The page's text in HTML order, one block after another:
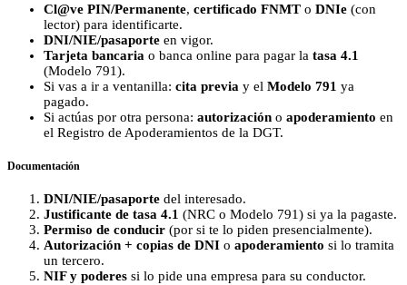
Cl@ve PIN/Permanente, certificado FNMT o DNIe (con
lector) para identificarte.
DNI/NIE/pasaporte en vigor.
Tarjeta bancaria o banca online para pagar la tasa 4.1
(Modelo 791).
Si vas a ir a ventanilla: cita previa y el Modelo 791 ya
pagado.
Si actúas por otra persona: autorización o apoderamiento en
el Registro de Apoderamientos de la DGT.
Documentación
DNI/NIE/pasaporte del interesado.
Justificante de tasa 4.1 (NRC o Modelo 791) si ya la pagaste.
Permiso de conducir (por si te lo piden presencialmente).
Autorización + copias de DNI o apoderamiento si lo tramita
un tercero.
NIF y poderes si lo pide una empresa para su conductor.